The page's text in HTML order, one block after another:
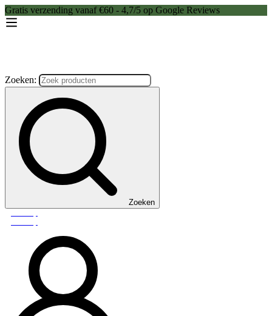
Gratis verzending vanaf €60 - 4,7/5 op Google Reviews
Zoeken:
Zoeken